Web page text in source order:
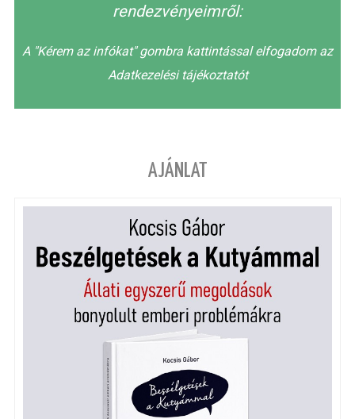
rendezvényeimről:
A "Kérem az infókat" gombra kattintással elfogadom az
Adatkezelési tájékoztatót
AJÁNLAT